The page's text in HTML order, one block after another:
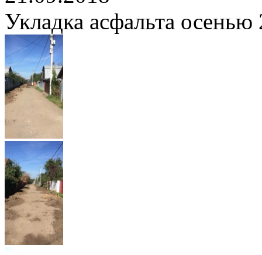
Укладка асфальта осенью